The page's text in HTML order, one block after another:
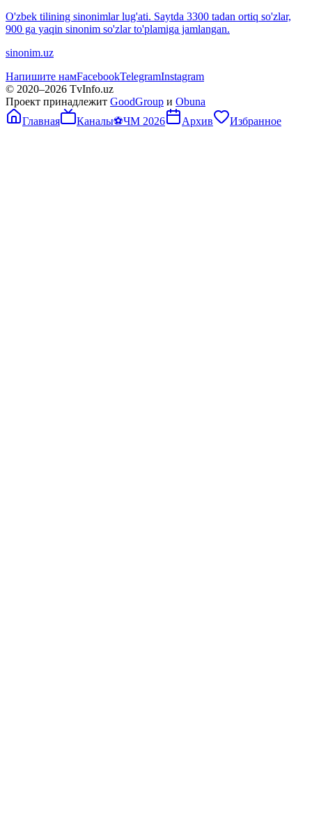
O'zbek tilining sinonimlar lug'ati. Saytda 3300 tadan ortiq so'zlar,
900 ga yaqin sinonim so'zlar to'plamiga jamlangan.
sinonim.uz
Напишите намFacebookTelegramInstagram
© 2020–2026 TvInfo.uz
Проект принадлежит GoodGroup и Obuna
Главная
Каналы⚽ЧМ 2026 Архив Избранное